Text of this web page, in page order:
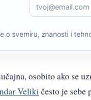
o svemiru, znanosti i
osobito ako se
Veliki često je